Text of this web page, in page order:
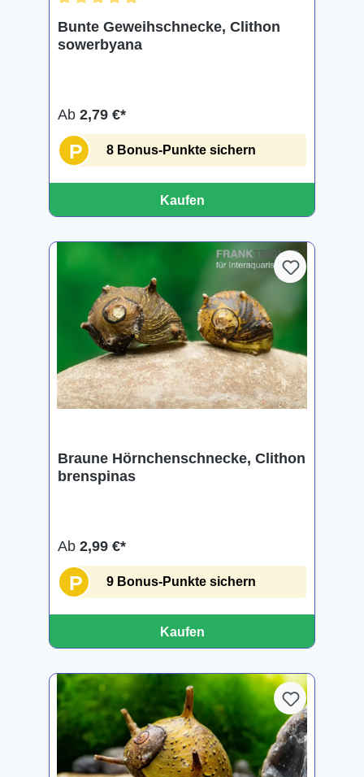
Bunte Geweihschnecke, Clithon
sowerbyana
Ab 2,79 €*
P 8 Bonus-Punkte sichern
Kaufen
Braune Hörnchenschnecke, Clithon
brenspinas
Ab 2,99 €*
P 9 Bonus-Punkte sichern
Kaufen